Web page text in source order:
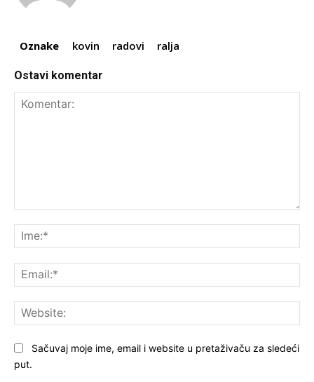
Oznake kovin radovi ralja
Ostavi komentar
Sačuvaj moje ime, email i website u pretaživaču za sledeći
put.